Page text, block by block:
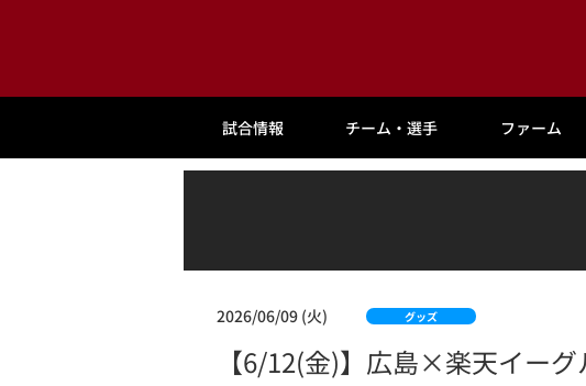
試合情報 チーム・選手 ファーム
2026/06/09 (火) グッズ
【6/12(金)】広島×楽天イー